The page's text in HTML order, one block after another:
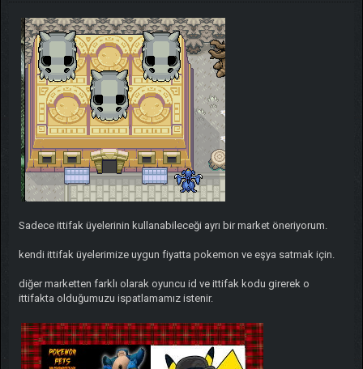
Sadece ittifak üyelerinin kullanabileceği ayrı bir market öneriyorum.
kendi ittifak üyelerimize uygun fiyatta pokemon ve eşya satmak için.
diğer marketten farklı olarak oyuncu id ve ittifak kodu girerek o
ittifakta olduğumuzu ispatlamamız istenir.